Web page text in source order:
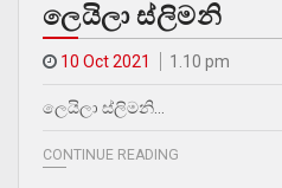
ලෙයිලා ස්ලිමනි
10 Oct 2021 1.10 pm
ලෙයිලා ස්ලිමනි…
CONTINUE READING